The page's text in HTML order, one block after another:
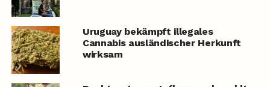
Uruguay bekämpft illegales
Cannabis ausländischer Herkunft
wirksam